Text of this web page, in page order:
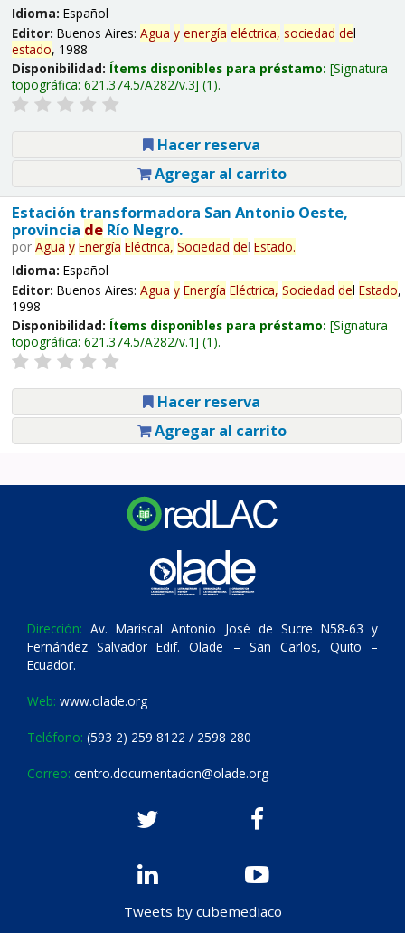
Idioma: Español
Editor: Buenos Aires: Agua y energía eléctrica, sociedad del
estado, 1988
Disponibilidad: Ítems disponibles para préstamo: Signatura
topográfica: 621.374.5/A282/v.3 (1).
Hacer reserva
Agregar al carrito
Estación transformadora San Antonio Oeste,
provincia deRío Negro.
por Agua y Energía Eléctrica, Sociedad del Estado.
Idioma: Español
Editor: Buenos Aires: Agua y Energía Eléctrica, Sociedad del Estado,
1998
Disponibilidad: Ítems disponibles para préstamo: Signatura
topográfica: 621.374.5/A282/v.1 (1).
Hacer reserva
Agregar al carrito
Dirección: Av. Mariscal Antonio José de Sucre N58-63 y
Fernández Salvador Edif. Olade – San Carlos, Quito –
Ecuador.
Web: www.olade.org
Teléfono: (593 2) 259 8122 / 2598 280
Correo: centro.documentacion@olade.org
Tweets by cubemediaco